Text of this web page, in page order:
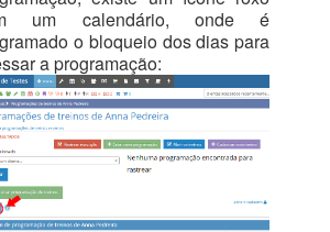
um calendário, onde é
o bloqueio dos dias para
a programação: